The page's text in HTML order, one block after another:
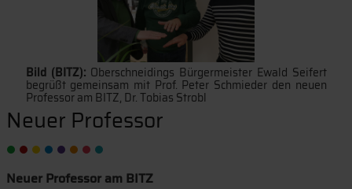
Bild (BITZ): Oberschneidings Bürgermeister Ewald Seifert
begrüßt gemeinsam mit Prof. Peter Schmieder den neuen
Professor am BITZ, Dr. Tobias Strobl
Neuer Professor
Neuer Professor am BITZ